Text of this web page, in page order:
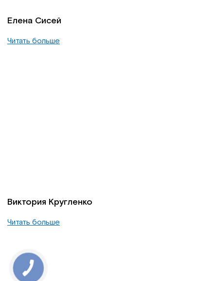
Елена Сисей
Читать больше
Виктория Кругленко
Читать больше